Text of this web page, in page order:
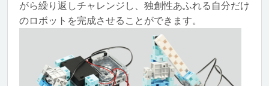
がら繰り返しチャレンジし、独創性あふれる自分だけ
のロボットを完成させることができます。